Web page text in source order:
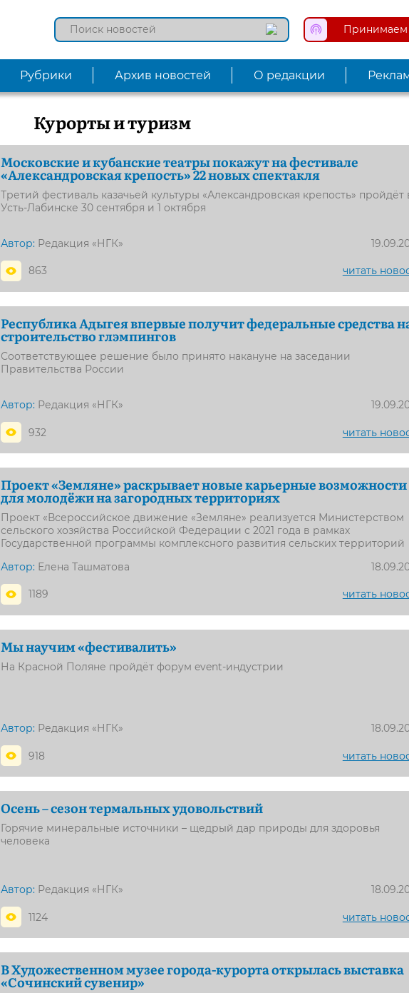
Принимаем
Рубрики Архив новостей О редакции
Курорты и туризм
Московские и кубанские театры покажут на фестивале
«Александровская крепость» 22 новых спектакля
Третий фестиваль казачьей культуры «Александровская крепость» пройдёт
Усть-Лабинске 30 сентября и 1 октября
Автор: Редакция «НГК»
863 читать
Республика Адыгея впервые получит федеральные средства
строительство глэмпингов
Соответствующее решение было принято накануне на заседании
Правительства России
Автор: Редакция «НГК»
932 читать
Проект «Земляне» раскрывает новые карьерные возможности
для молодёжи на загородных территориях
Проект «Всероссийское движение «Земляне» реализуется Министерством
сельского хозяйства Российской Федерации с 2021 года в рамках
Государственной программы комплексного развития сельских территорий
Автор: Елена Ташматова
1189 читать
Мы научим «фестивалить»
На Красной Поляне пройдёт форум event-индустрии
Автор: Редакция «НГК»
918 читать
Осень – сезон термальных удовольствий
Горячие минеральные источники – щедрый дар природы для здоровья
человека
Автор: Редакция «НГК»
1124 читать
В Художественном музее города-курорта открылась выставка
«Сочинский сувенир»